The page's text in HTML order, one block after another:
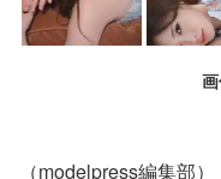
（modelpress編集部）